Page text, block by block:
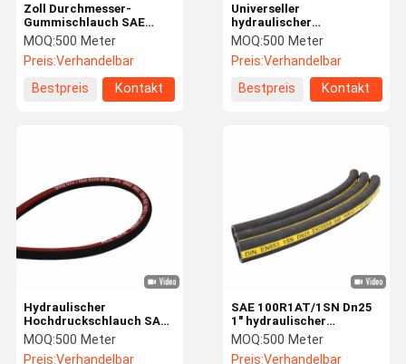
Zoll Durchmesser-
Gummischlauch SAE
J517 SAE 100R2AT 2 für
Hydrauliksystem
MOQ:500 Meter
Preis:Verhandelbar
Bestpreis
Kontakt
Universeller
hydraulischer
Hochdruckschlauch/
Schlauch SAE 100r2
En853 2sn
MOQ:500 Meter
Preis:Verhandelbar
Bestpreis
Kontakt
Hydraulischer
Hochdruckschlauch SAE
100 R1AT, verdrahten
umsponnenen
MOQ:500 Meter
Preis:Verhandelbar
SAE 100R1AT/1SN Dn25
1" hydraulischer
Hochdruckschlauch mit
hoher Flexibilität
MOQ:500 Meter
Preis:Verhandelbar